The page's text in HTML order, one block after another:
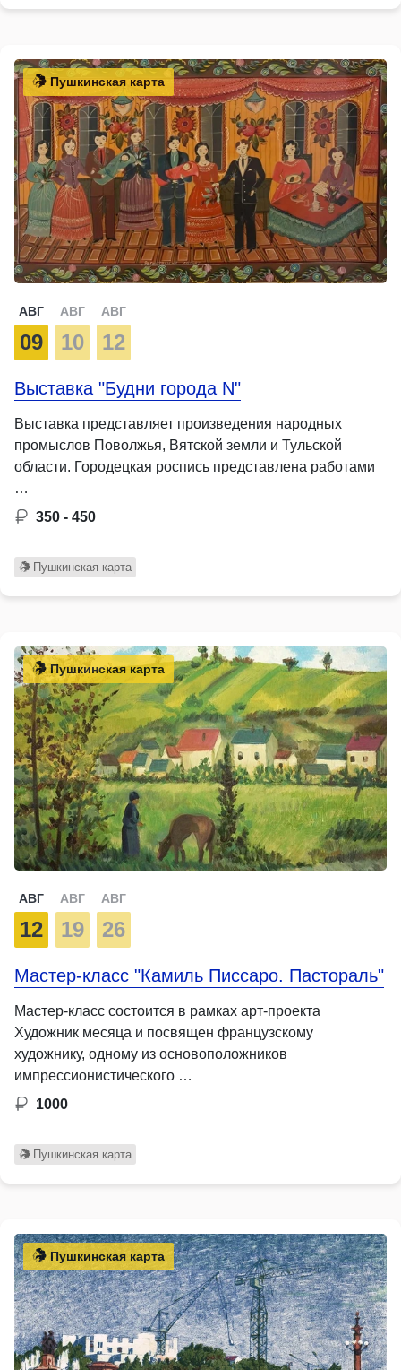
Пушкинская карта
АВГ
09
АВГ
10
АВГ
12
Выставка "Будни города N"
Выставка представляет произведения народных
промыслов Поволжья, Вятской земли и Тульской
области. Городецкая роспись представлена работами
…
350 - 450
Пушкинская карта
Пушкинская карта
АВГ
12
АВГ
19
АВГ
26
Мастер-класс "Камиль Писсаро. Пастораль"
Мастер-класс состоится в рамках арт-проекта
Художник месяца и посвящен французскому
художнику, одному из основоположников
импрессионистического …
1000
Пушкинская карта
Пушкинская карта